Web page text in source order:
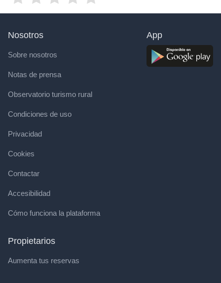
Nosotros
Sobre nosotros
Notas de prensa
Observatorio turismo rural
Condiciones de uso
Privacidad
Cookies
Contactar
Accesibilidad
Cómo funciona la plataforma
Propietarios
Aumenta tus reservas
App